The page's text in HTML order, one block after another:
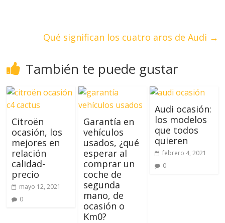
Qué significan los cuatro aros de Audi →
También te puede gustar
Citroën
ocasión, los
mejores en
relación
calidad-
precio
mayo 12, 2021
0
Garantía en
vehículos
usados, ¿qué
esperar al
comprar un
coche de
segunda
mano, de
ocasión o
Km0?
Audi ocasión:
los modelos
que todos
quieren
febrero 4, 2021
0